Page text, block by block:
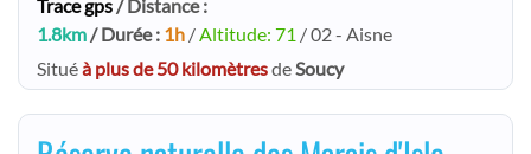
Trace gps/ Distance :
1.8km/ Durée : 1h /Altitude: 71 / 02 - Aisne
Situéà plus de 50 kilomètresdeSoucy